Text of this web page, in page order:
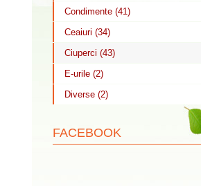
Condimente (41)
Ceaiuri (34)
Ciuperci (43)
E-urile (2)
Diverse (2)
FACEBOOK